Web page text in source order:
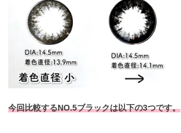
今回比較するNO.5ブラックは以下の3つです。